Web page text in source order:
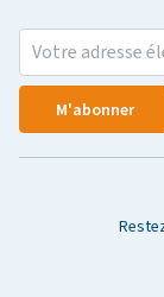
M'abonner